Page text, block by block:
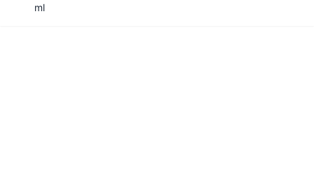
ml